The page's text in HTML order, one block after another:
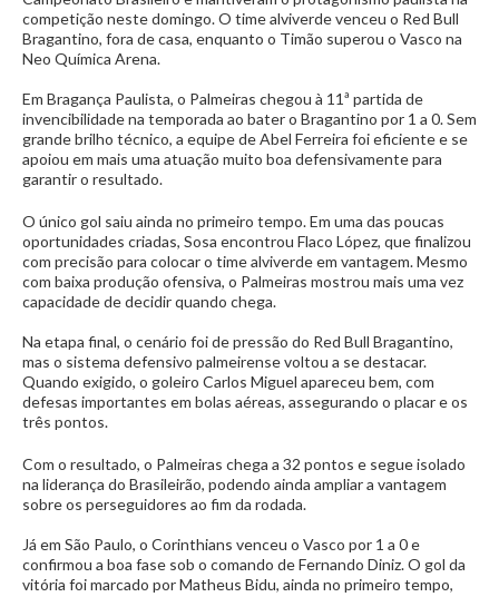
competição neste domingo. O time alviverde venceu o Red Bull
Bragantino, fora de casa, enquanto o Timão superou o Vasco na
Neo Química Arena.
Em Bragança Paulista, o Palmeiras chegou à 11ª partida de
invencibilidade na temporada ao bater o Bragantino por 1 a 0. Sem
grande brilho técnico, a equipe de Abel Ferreira foi eficiente e se
apoiou em mais uma atuação muito boa defensivamente para
garantir o resultado.
O único gol saiu ainda no primeiro tempo. Em uma das poucas
oportunidades criadas, Sosa encontrou Flaco López, que finalizou
com precisão para colocar o time alviverde em vantagem. Mesmo
com baixa produção ofensiva, o Palmeiras mostrou mais uma vez
capacidade de decidir quando chega.
Na etapa final, o cenário foi de pressão do Red Bull Bragantino,
mas o sistema defensivo palmeirense voltou a se destacar.
Quando exigido, o goleiro Carlos Miguel apareceu bem, com
defesas importantes em bolas aéreas, assegurando o placar e os
três pontos.
Com o resultado, o Palmeiras chega a 32 pontos e segue isolado
na liderança do Brasileirão, podendo ainda ampliar a vantagem
sobre os perseguidores ao fim da rodada.
Já em São Paulo, o Corinthians venceu o Vasco por 1 a 0 e
confirmou a boa fase sob o comando de Fernando Diniz. O gol da
vitória foi marcado por Matheus Bidu, ainda no primeiro tempo,